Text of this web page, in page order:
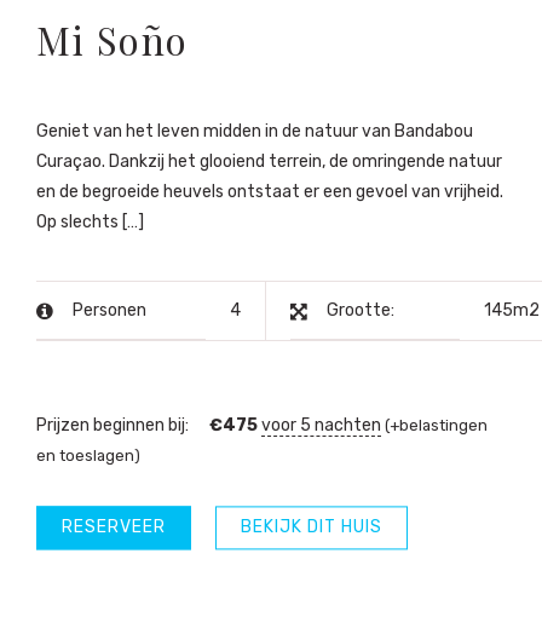
Mi Soño
Geniet van het leven midden in de natuur van Bandabou
Curaçao. Dankzij het glooiend terrein, de omringende natuur
en de begroeide heuvels ontstaat er een gevoel van vrijheid.
Op slechts […]
Personen 4 Grootte: 145m2
Prijzen beginnen bij: €475voor 5 nachten (+belastingen
en toeslagen)
BEKIJK DIT HUIS
RESERVEER